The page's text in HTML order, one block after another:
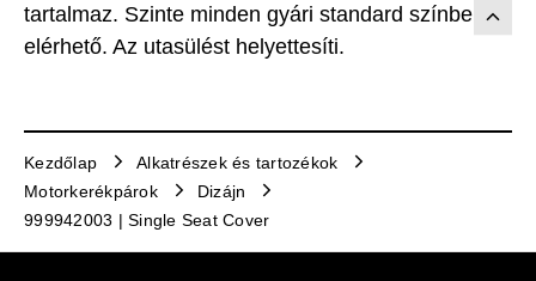
tartalmaz. Szinte minden gyári standard színben
elérhető. Az utasülést helyettesíti.
Kezdőlap
Alkatrészek és tartozékok
Motorkerékpárok
Dizájn
999942003 | Single Seat Cover